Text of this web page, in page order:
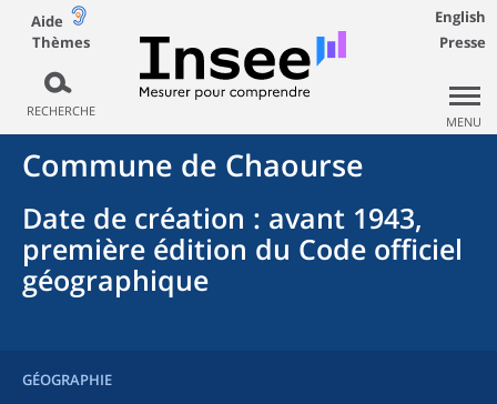
Aide
Thèmes
RECHERCHE
English
Presse
MENU
Commune de Chaourse
Date de création : avant 1943,
première édition du Code officiel
géographique
GÉOGRAPHIE